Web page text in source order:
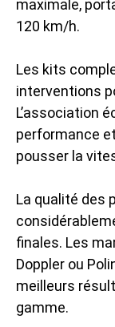
maximale,
120 km/h.
Les kits
interventions
L’association
performance
pousser la
La qualité des
finales. Les
Doppler ou
meilleurs
gamme.